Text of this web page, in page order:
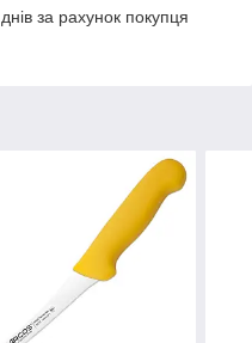
за рахунок покупця